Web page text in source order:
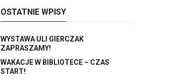
OSTATNIE WPISY
WYSTAWA ULI GIERCZAK
ZAPRASZAMY!
WAKACJE W BIBLIOTECE – CZAS
START!